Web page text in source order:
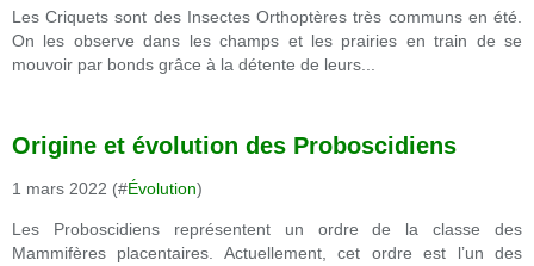
Les Criquets sont des Insectes Orthoptères très communs en été.
On les observe dans les champs et les prairies en train de se
mouvoir par bonds grâce à la détente de leurs...
Origine et évolution des Proboscidiens
1 mars 2022 (#Évolution)
Les Proboscidiens représentent un ordre de la classe des
Mammifères placentaires. Actuellement, cet ordre est l’un des